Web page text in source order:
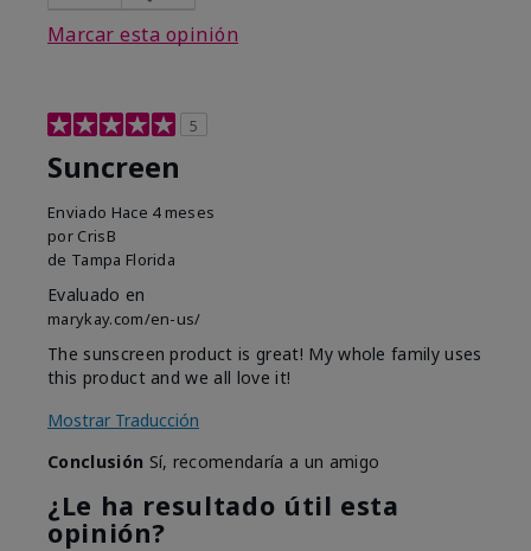
Marcar esta opinión
5
Suncreen
Enviado Hace 4 meses
por CrisB
de Tampa Florida
Evaluado en
marykay.com/en-us/
The sunscreen product is great! My whole family uses
this product and we all love it!
Mostrar Traducción
Conclusión Sí, recomendaría a un amigo
¿Le ha resultado útil esta
opinión?